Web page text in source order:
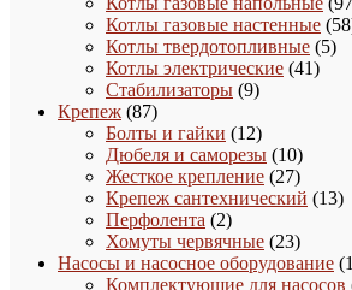
Котлы газовые настенные 58
Котлы твердотопливные 55
Котлы электрические 4141
Стабилизаторы 99
Крепеж 8787
товаров
Болты и гайки 1212
товаров
Дюбеля и саморезы 1010
товаров
Жесткое крепление 2727
товаров
Крепеж сантехнический 1313
Перфолента 22
товара
Хомуты червячные 2323
товара
Насосы и насосное оборудование
Комплектующие для насосов